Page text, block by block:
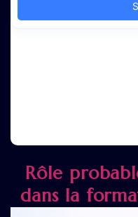
Rôle
dans la